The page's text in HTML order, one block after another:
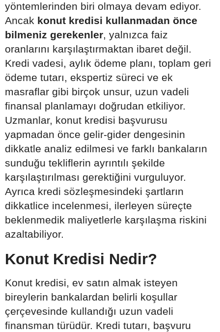
yöntemlerinden biri olmaya devam ediyor.
Ancak konut kredisi kullanmadan önce
bilmeniz gerekenler, yalnızca faiz
oranlarını karşılaştırmaktan ibaret değil.
Kredi vadesi, aylık ödeme planı, toplam geri
ödeme tutarı, ekspertiz süreci ve ek
masraflar gibi birçok unsur, uzun vadeli
finansal planlamayı doğrudan etkiliyor.
Uzmanlar, konut kredisi başvurusu
yapmadan önce gelir-gider dengesinin
dikkatle analiz edilmesi ve farklı bankaların
sunduğu tekliflerin ayrıntılı şekilde
karşılaştırılması gerektiğini vurguluyor.
Ayrıca kredi sözleşmesindeki şartların
dikkatlice incelenmesi, ilerleyen süreçte
beklenmedik maliyetlerle karşılaşma riskini
azaltabiliyor.
Konut Kredisi Nedir?
Konut kredisi, ev satın almak isteyen
bireylerin bankalardan belirli koşullar
çerçevesinde kullandığı uzun vadeli
finansman türüdür. Kredi tutarı, başvuru